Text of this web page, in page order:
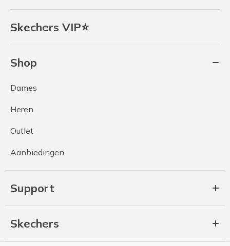
Skechers VIP⭐
Shop
Dames
Heren
Outlet
Aanbiedingen
Support
Skechers